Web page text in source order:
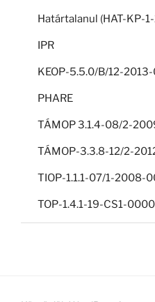
Határtalanul (HAT-KP-
IPR
KEOP-5.5.0/B/12-2013-
PHARE
TÁMOP 3.1.4-08/2-
TÁMOP-3.3.8-12/2-
TIOP-1.1.1-07/1-2008-
TOP-1.4.1-19-CS1-